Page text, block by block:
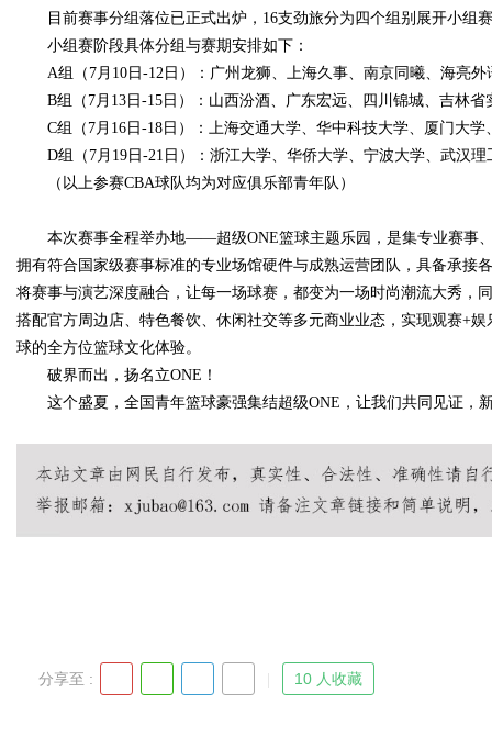
目前赛事分组落位已正式出炉，16支劲旅分为四个组别展开小组
小组赛阶段具体分组与赛期安排如下：
A组（7月10日-12日）：广州龙狮、上海久事、南京同曦、海亮外
B组（7月13日-15日）：山西汾酒、广东宏远、四川锦城、吉林省
C组（7月16日-18日）：上海交通大学、华中科技大学、厦门大学
D组（7月19日-21日）：浙江大学、华侨大学、宁波大学、武汉理
（以上参赛CBA球队均为对应俱乐部青年队）
本次赛事全程举办地——超级ONE篮球主题乐园，是集专业赛事
拥有符合国家级赛事标准的专业场馆硬件与成熟运营团队，具备承接
将赛事与演艺深度融合，让每一场球赛，都变为一场时尚潮流大秀，
搭配官方周边店、特色餐饮、休闲社交等多元商业业态，实现观赛+
球的全方位篮球文化体验。
破界而出，扬名立ONE！
这个盛夏，全国青年篮球豪强集结超级ONE，让我们共同见证，
分享至 : 10 人收藏